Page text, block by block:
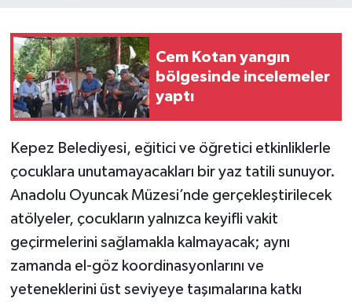
Cem Kotan yangın
bölgesinde incelemeler
yaptı
Kepez Belediyesi, eğitici ve öğretici etkinliklerle
çocuklara unutamayacakları bir yaz tatili sunuyor.
Anadolu Oyuncak Müzesi’nde gerçekleştirilecek
atölyeler, çocukların yalnızca keyifli vakit
geçirmelerini sağlamakla kalmayacak; aynı
zamanda el-göz koordinasyonlarını ve
yeteneklerini üst seviyeye taşımalarına katkı